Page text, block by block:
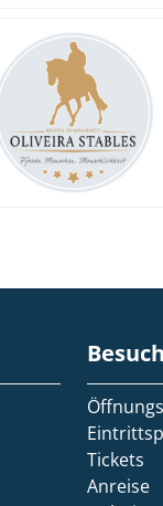
Tickets
Anreise